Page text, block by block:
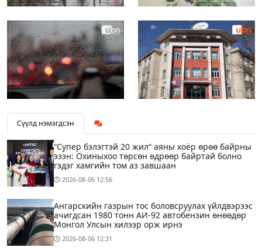
Сүүлд нэмэгдсэн
“Супер бэлэгтэй 20 жил“ аяны хоёр өрөө байрны
эзэн: Охиныхоо төрсөн өдрөөр байртай болно
гэдэг хамгийн том аз завшаан
2026-08-06 12:56
Ангарскийн газрын тос боловсруулах үйлдвэрээс
ачигдсан 1980 тонн АИ-92 автобензин өнөөдөр
Монгол Улсын хилээр орж ирнэ
2026-08-06 12:31